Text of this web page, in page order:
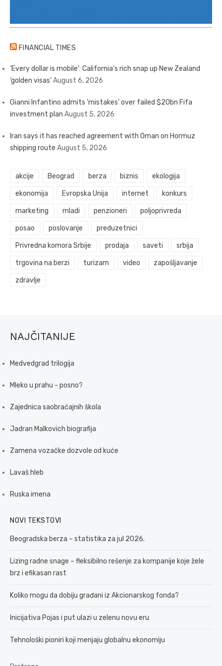
FINANCIAL TIMES
‘Every dollar is mobile’: California’s rich snap up New Zealand
‘golden visas’August 6, 2026
Gianni Infantino admits ‘mistakes’ over failed $20bn Fifa
investment plan August 5, 2026
Iran says it has reached agreement with Oman on Hormuz
shipping route August 5, 2026
akcije Beograd berza biznis ekologija
ekonomija Evropska Unija internet konkurs
marketing mladi penzioneri poljoprivreda
posao poslovanje preduzetnici
Privredna komora Srbije prodaja saveti srbija
trgovina na berzi turizam video zapošljavanje
zdravlje
NAJČITANIJE
Medvedgrad trilogija
Mleko u prahu - posno?
Zajednica saobraćajnih škola
Jadran Malkovich biografija
Zamena vozačke dozvole od kuće
Lavaš hleb
Ruska imena
NOVI TEKSTOVI
Beogradska berza – statistika za jul 2026.
Lizing radne snage – fleksibilno rešenje za kompanije koje žele
brz i efikasan rast
Koliko mogu da dobiju građani iz Akcionarskog fonda?
Inicijativa Pojas i put ulazi u zelenu novu eru
Tehnološki pioniri koji menjaju globalnu ekonomiju